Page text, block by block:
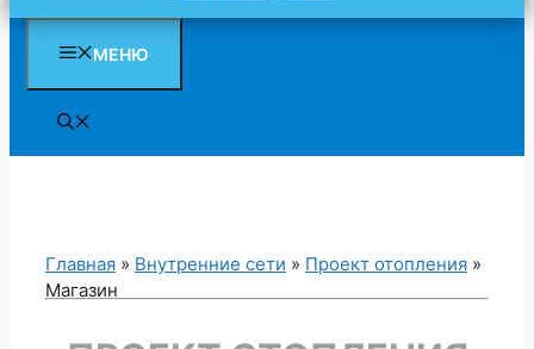
МЕНЮ
Главная » Внутренние сети » Проект отопления »
Магазин